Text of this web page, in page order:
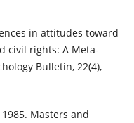
in attitudes toward
civil rights: A Meta-
Bulletin, 22(4),
1985. Masters and